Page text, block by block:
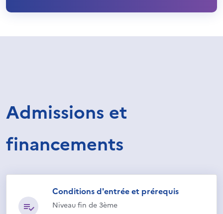
Admissions et
financements
Conditions d'entrée et prérequis
Niveau fin de 3ème